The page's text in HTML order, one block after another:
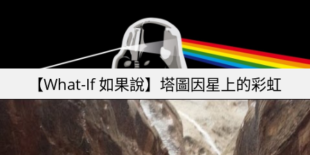
【What-If 如果說】塔圖因星上的彩虹